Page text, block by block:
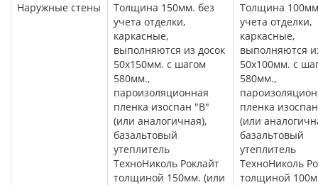
Наружные стены
Толщина 150мм. без
учета отделки,
каркасные,
выполняются из досок
50х150мм. с шагом
580мм.,
пароизоляционная
пленка изоспан "В"
(или аналогичная),
базальтовый
утеплитель
ТехноНиколь Роклайт
толщиной 150мм. (или
Толщина
учета отделки,
каркасные,
выполняются
50х100мм. с
580мм.,
пленка
(или
базальтовый
утеплитель
ТехноНиколь
толщиной